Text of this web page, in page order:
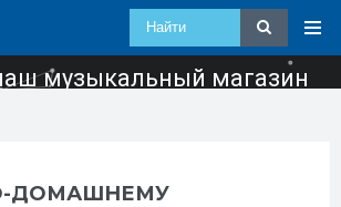
музыкальный магазин
ДОМАШНЕМУ